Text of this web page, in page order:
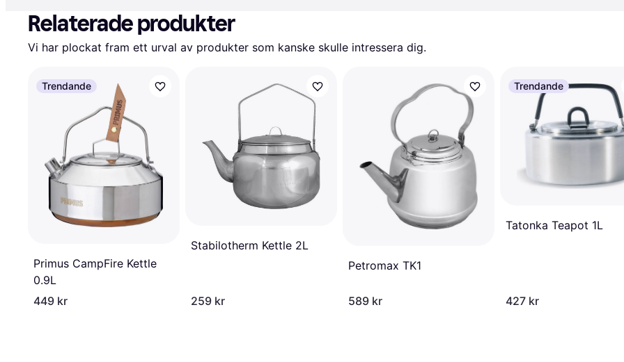
Relaterade produkter
Vi har plockat fram ett urval av produkter som kanske skulle intressera dig.
Trendande
Primus CampFire Kettle
0.9L
449 kr
Stabilotherm Kettle 2L
259 kr
Petromax TK1
589 kr
Trendande
Tatonka Teapot 1L
427 kr